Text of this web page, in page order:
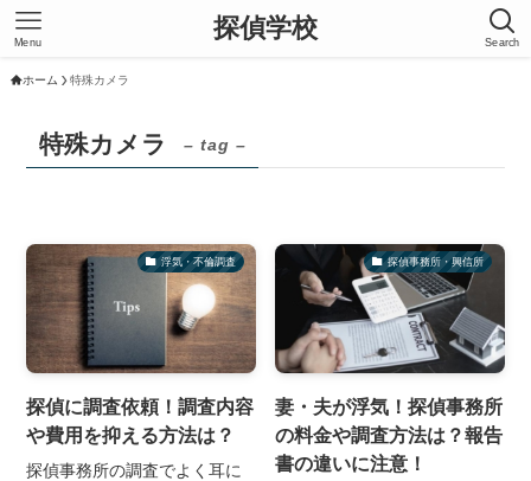
探偵学校 Search
Menu
ホーム 特殊カメラ
特殊カメラ – tag –
浮気・不倫調査
探偵に調査依頼！調査内容
や費用を抑える方法は？
探偵事務所の調査でよく耳に
探偵事務所・興信所
妻・夫が浮気！探偵事務所
の料金や調査方法は？報告
書の違いに注意！